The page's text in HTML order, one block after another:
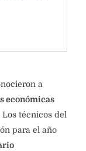
a
económicas
Los técnicos del
para el año